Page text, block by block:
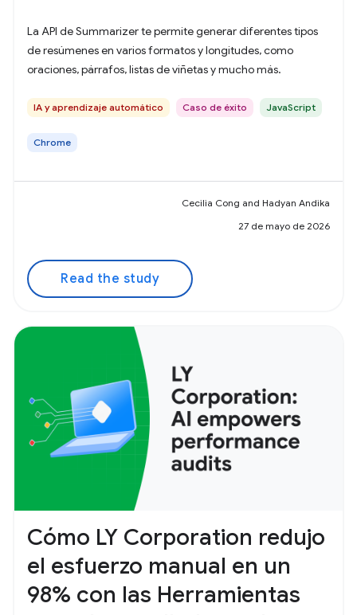
La API de Summarizer te permite generar diferentes tipos
de resúmenes en varios formatos y longitudes, como
oraciones, párrafos, listas de viñetas y mucho más.
IA y aprendizaje automático Caso de éxito JavaScript
Chrome
Cecilia Cong and Hadyan Andika
27 de mayo de 2026
Read the study
Cómo LY Corporation redujo
el esfuerzo manual en un
98% con las Herramientas